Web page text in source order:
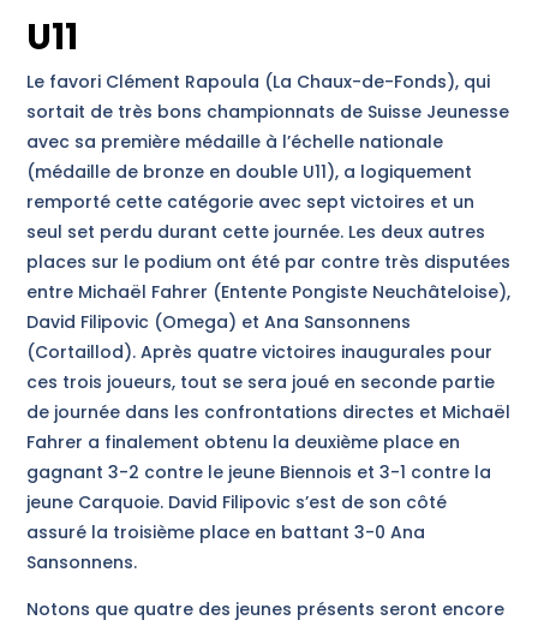
U11
Le favori Clément Rapoula (La Chaux-de-Fonds), qui
sortait de très bons championnats de Suisse Jeunesse
avec sa première médaille à l’échelle nationale
(médaille de bronze en double U11), a logiquement
remporté cette catégorie avec sept victoires et un
seul set perdu durant cette journée. Les deux autres
places sur le podium ont été par contre très disputées
entre Michaël Fahrer (Entente Pongiste Neuchâteloise),
David Filipovic (Omega) et Ana Sansonnens
(Cortaillod). Après quatre victoires inaugurales pour
ces trois joueurs, tout se sera joué en seconde partie
de journée dans les confrontations directes et Michaël
Fahrer a finalement obtenu la deuxième place en
gagnant 3-2 contre le jeune Biennois et 3-1 contre la
jeune Carquoie. David Filipovic s’est de son côté
assuré la troisième place en battant 3-0 Ana
Sansonnens.
Notons que quatre des jeunes présents seront encore